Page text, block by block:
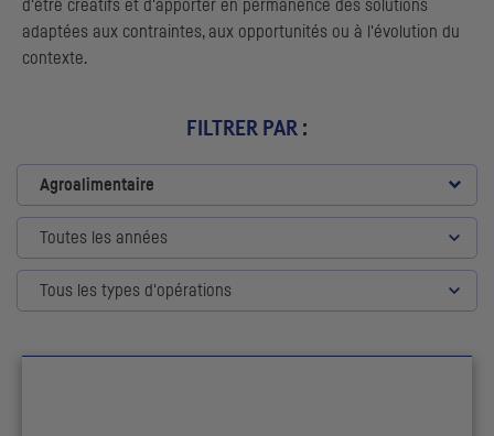
d'être créatifs et d'apporter en permanence des solutions
adaptées aux contraintes, aux opportunités ou à l'évolution du
contexte.
FILTRER PAR :
Agroalimentaire
Toutes les années
Tous les types d'opérations